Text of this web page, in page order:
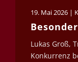
19. Mai 2026 |
Lukas Groß,
Konkurrenz